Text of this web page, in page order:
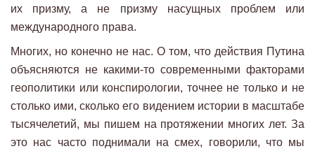
их призму, а не призму насущных проблем или
международного права.
Многих, но конечно не нас. О том, что действия Путина
объясняются не какими-то современными факторами
геополитики или конспирологии, точнее не только и не
столько ими, сколько его видением истории в масштабе
тысячелетий, мы пишем на протяжении многих лет. За
это нас часто поднимали на смех, говорили, что мы